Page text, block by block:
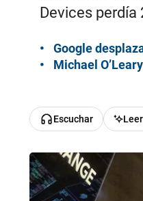
Devices perdía
Google
Michael
Escuchar